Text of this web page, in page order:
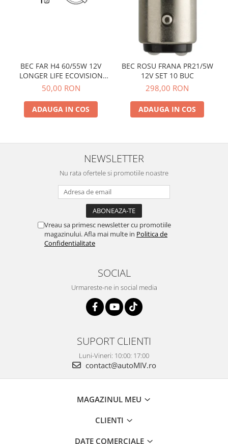
BEC FAR H4 60/55W 12V
LONGER LIFE ECOVISION
PHILIPS
50,00 RON
ADAUGA IN COS
BEC ROSU FRANA PR21/5W
12V SET 10 BUC
298,00 RON
ADAUGA IN COS
NEWSLETTER
Nu rata ofertele si promotiile noastre
Vreau sa primesc newsletter cu promotiile
magazinului. Afla mai multe in Politica de
Confidentialitate
SOCIAL
Urmareste-ne in social media
SUPORT CLIENTI
Luni-Vineri: 10:00: 17:00
contact@autoMIV.ro
MAGAZINUL MEU
CLIENTI
DATE COMERCIALE